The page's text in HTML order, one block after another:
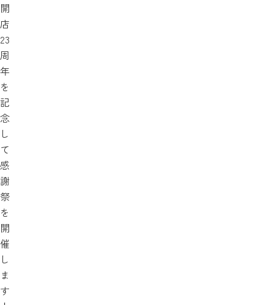
開
店
23
周
年
を
記
念
し
て
感
謝
祭
を
開
催
し
ま
す